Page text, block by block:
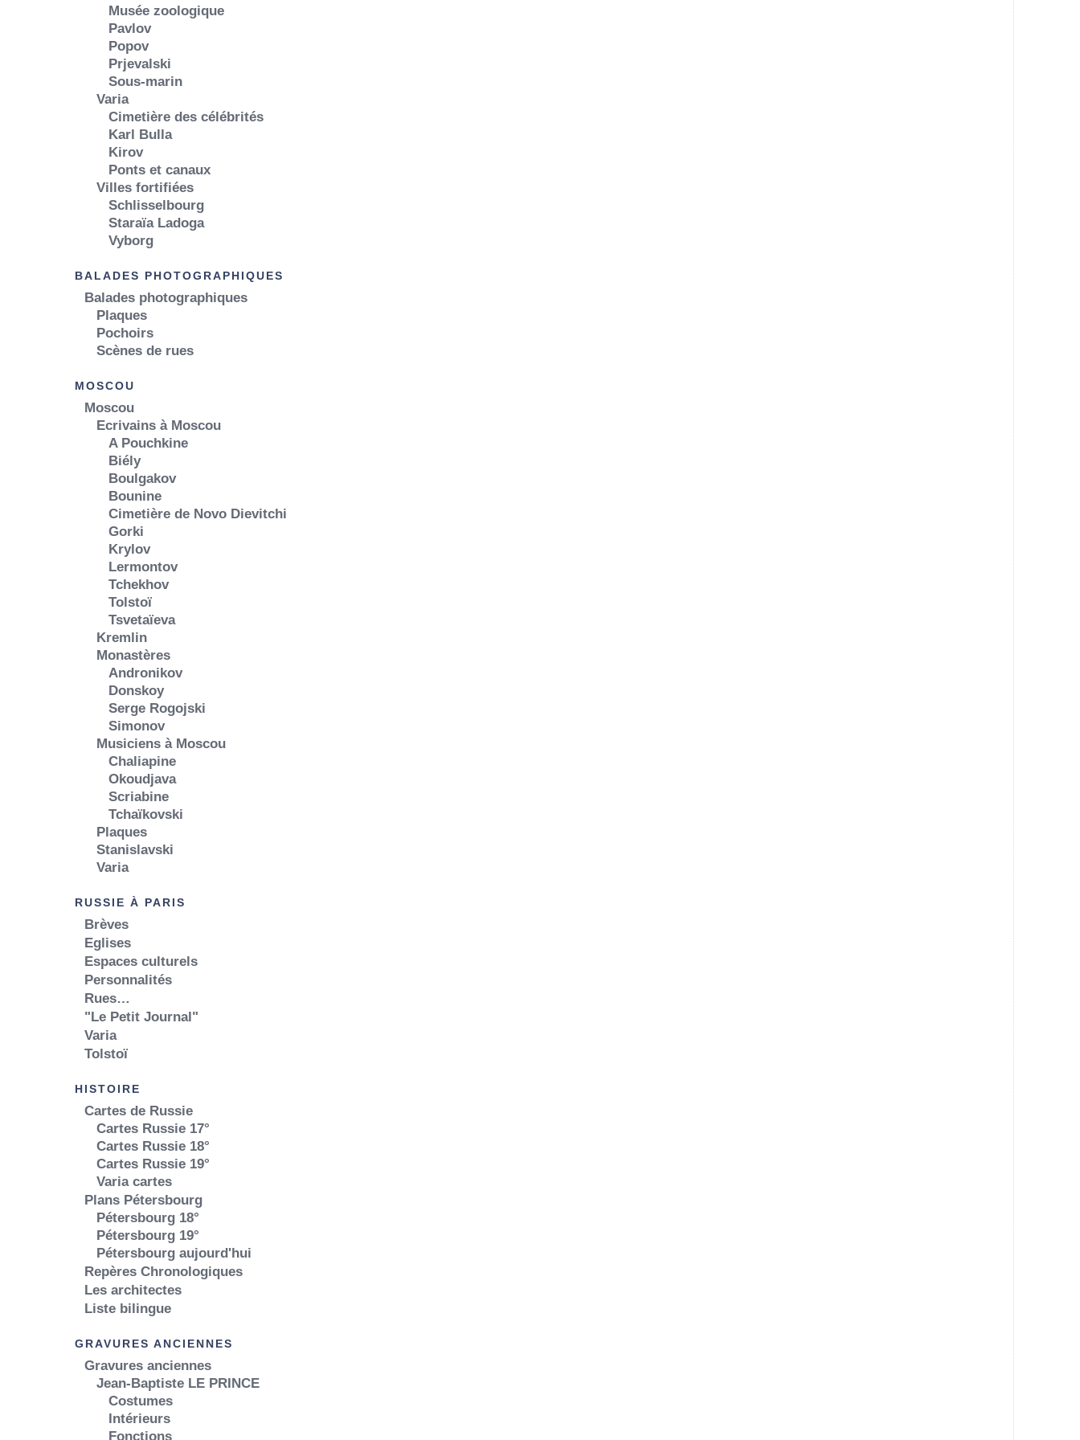
Musée zoologique
Pavlov
Popov
Prjevalski
Sous-marin
Varia
Cimetière des célébrités
Karl Bulla
Kirov
Ponts et canaux
Villes fortifiées
Schlisselbourg
Staraïa Ladoga
Vyborg
BALADES PHOTOGRAPHIQUES
Balades photographiques
Plaques
Pochoirs
Scènes de rues
MOSCOU
Moscou
Ecrivains à Moscou
A Pouchkine
Biély
Boulgakov
Bounine
Cimetière de Novo Dievitchi
Gorki
Krylov
Lermontov
Tchekhov
Tolstoï
Tsvetaïeva
Kremlin
Monastères
Andronikov
Donskoy
Serge Rogojski
Simonov
Musiciens à Moscou
Chaliapine
Okoudjava
Scriabine
Tchaïkovski
Plaques
Stanislavski
Varia
RUSSIE À PARIS
Brèves
Eglises
Espaces culturels
Personnalités
Rues…
"Le Petit Journal"
Varia
Tolstoï
HISTOIRE
Cartes de Russie
Cartes Russie 17°
Cartes Russie 18°
Cartes Russie 19°
Varia cartes
Plans Pétersbourg
Pétersbourg 18°
Pétersbourg 19°
Pétersbourg aujourd'hui
Repères Chronologiques
Les architectes
Liste bilingue
GRAVURES ANCIENNES
Gravures anciennes
Jean-Baptiste LE PRINCE
Costumes
Intérieurs
Fonctions